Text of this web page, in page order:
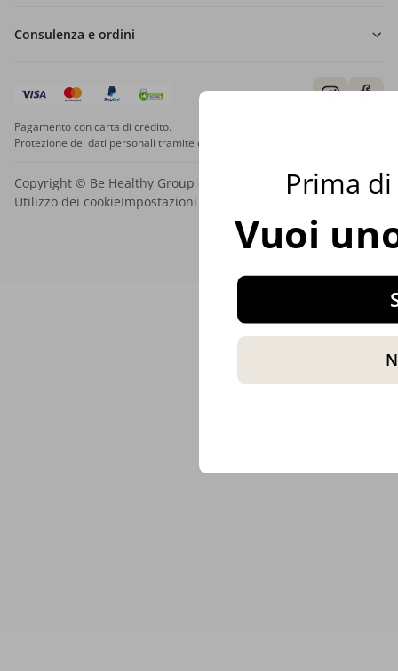
Consulenza e ordini
Pagamento con carta di credito.
Protezione dei dati personali tramite crittografia SSL.
Copyright © Be Healthy Group d.o.o. 2012 - 2026
Utilizzo dei cookieImpostazioni dei cookie Prima
Vuoi